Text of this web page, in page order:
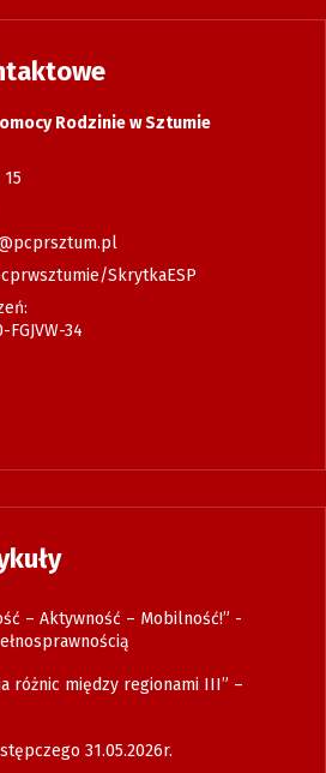
Rodzinie w Sztumie
SkrytkaESP
FGJVW-34
Publicznej
– Aktywność – Mobilność!” -
różnic między regionami III” –
31.05.2026r.